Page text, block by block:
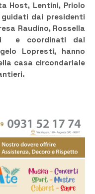
Host, Lentini, Priolo
guidati dai presidenti
Raudino, Rossella
e coordinati dal
Lopresti, hanno
casa circondariale